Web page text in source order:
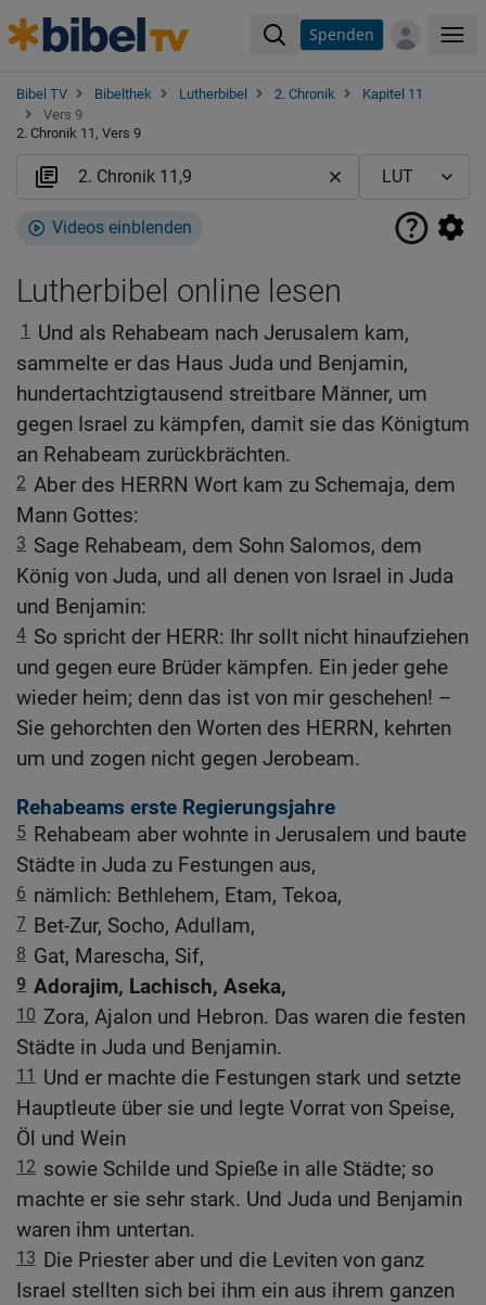
Spenden
Bibel TV Bibelthek Lutherbibel 2. Chronik
Kapitel 11
Vers 9
2. Chronik 11, Vers 9
Videos einblenden
Lutherbibel online lesen
1 Und als Rehabeam nach Jerusalem kam,
sammelte er das Haus Juda und Benjamin,
hundertachtzigtausend streitbare Männer, um
gegen Israel zu kämpfen, damit sie das Königtum
an Rehabeam zurückbrächten.
2 Aber des HERRN Wort kam zu Schemaja, dem
Mann Gottes:
3 Sage Rehabeam, dem Sohn Salomos, dem
König von Juda, und all denen von Israel in Juda
und Benjamin:
4 So spricht der HERR: Ihr sollt nicht hinaufziehen
und gegen eure Brüder kämpfen. Ein jeder gehe
wieder heim; denn das ist von mir geschehen! –
Sie gehorchten den Worten des HERRN, kehrten
um und zogen nicht gegen Jerobeam.
Rehabeams erste Regierungsjahre
5 Rehabeam aber wohnte in Jerusalem und baute
Städte in Juda zu Festungen aus,
6 nämlich: Bethlehem, Etam, Tekoa,
7 Bet-Zur, Socho, Adullam,
8 Gat, Marescha, Sif,
9 Adorajim, Lachisch, Aseka,
10 Zora, Ajalon und Hebron. Das waren die festen
Städte in Juda und Benjamin.
11
Und er machte die Festungen stark und setzte
Hauptleute über sie und legte Vorrat von Speise,
Öl und Wein
12 sowie Schilde und Spieße in alle Städte; so
machte er sie sehr stark. Und Juda und Benjamin
waren ihm untertan.
13 Die Priester aber und die Leviten von ganz
Israel stellten sich bei ihm ein aus ihrem ganzen